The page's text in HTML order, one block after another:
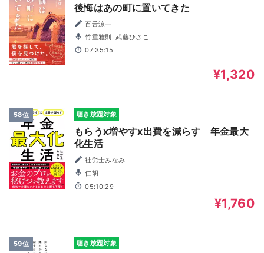
後悔はあの町に置いてきた
百舌涼一
竹重雅則, 武藤ひさこ
07:35:15
¥1,320
58位 聴き放題対象
もらうx増やすx出費を減らす 年金最大
化生活
社労士みなみ
仁胡
05:10:29
¥1,760
59位 聴き放題対象